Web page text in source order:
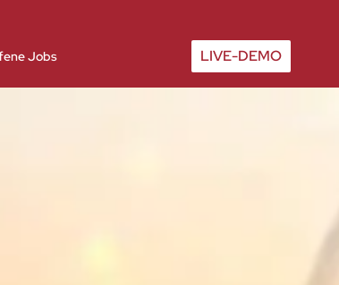
Jobs LIVE-DEMO